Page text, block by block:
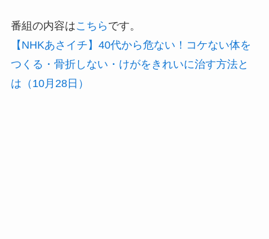
番組の内容はこちら です。
【NHKあさイチ】40代から危ない！コケない体を
つくる・骨折しない・けがをきれいに治す方法と
は（10月28日）